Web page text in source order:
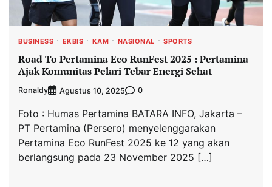
BUSINESS EKBIS KAM NASIONAL SPORTS
Road To Pertamina Eco RunFest 2025 : Pertamina
Ajak Komunitas Pelari Tebar Energi Sehat
Ronaldy Agustus 10, 2025 0
Foto : Humas Pertamina BATARA INFO, Jakarta –
PT Pertamina (Persero) menyelenggarakan
Pertamina Eco RunFest 2025 ke 12 yang akan
berlangsung pada 23 November 2025 […]